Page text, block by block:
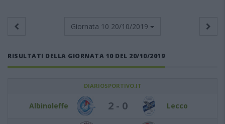
Giornata 10 20/10/2019
RISULTATI DELLA GIORNATA 10 DEL 20/10/2019
DIARIOSPORTIVO.IT
Albinoleffe 2 - 0 Lecco